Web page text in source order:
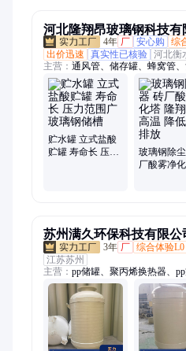
槽 钢衬塑料槽罐
欢迎详谈
槽 钢衬塑
耐温高设备
河北隆翔昂玻璃钢科技有
4年 厂 安心购 综
出价迅速
真实性已核验 河北衡
主营： 通风管、储存罐、蜂窝管
尘塔、阳极管、脱硫塔、净化塔
水泵、六棱管、沉淀池、储水罐
电管、脱硝塔、化粪池、除尘排放
贮水罐 立式盐酸
贮罐 寿命长 压力
玻璃钢除
厂酸雾净
苏州满久环保科技有限公
3年 厂 综合体验L0
江苏苏州
主营： pp储罐、聚丙烯换热器、
喷淋塔、pph储罐、pp计量罐、pp